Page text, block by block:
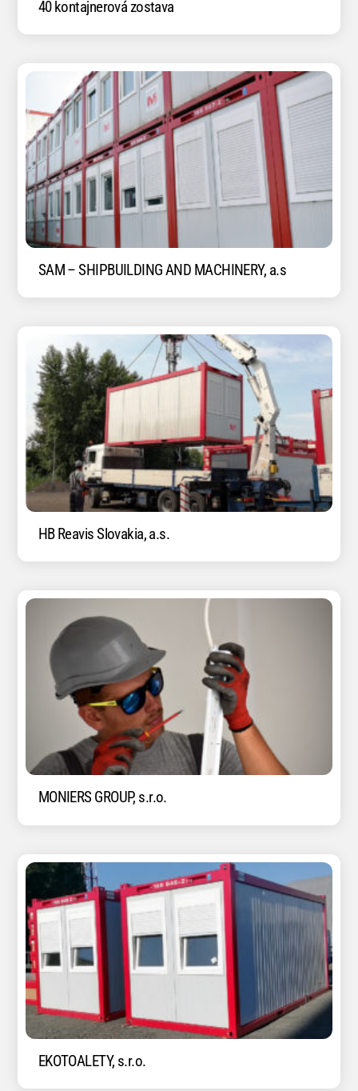
40 kontajnerová zostava
SAM – SHIPBUILDING AND MACHINERY, a.s
HB Reavis Slovakia, a.s.
MONIERS GROUP, s.r.o.
EKOTOALETY, s.r.o.